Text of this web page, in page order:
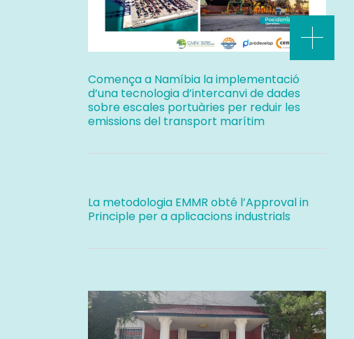
Comença a Namíbia la implementació
d’una tecnologia d’intercanvi de dades
sobre escales portuàries per reduir les
emissions del transport marítim
La metodologia EMMR obté l’Approval in
Principle per a aplicacions industrials